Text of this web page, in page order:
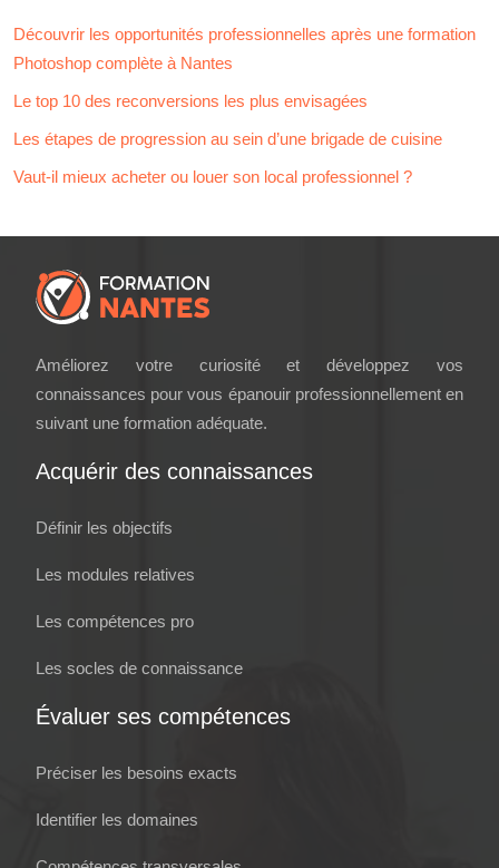
Découvrir les opportunités professionnelles après une formation
Photoshop complète à Nantes
Le top 10 des reconversions les plus envisagées
Les étapes de progression au sein d’une brigade de cuisine
Vaut-il mieux acheter ou louer son local professionnel ?
Améliorez votre curiosité et développez vos
connaissances pour vous épanouir professionnellement en
suivant une formation adéquate.
Acquérir des connaissances
Définir les objectifs
Les modules relatives
Les compétences pro
Les socles de connaissance
Évaluer ses compétences
Préciser les besoins exacts
Identifier les domaines